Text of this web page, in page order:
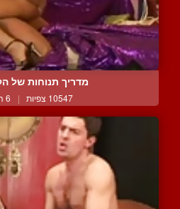
מדריך תנוחות של
10547 צפיות | 6 המלצות